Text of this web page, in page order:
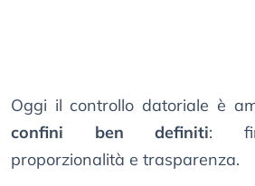
Oggi il controllo datoriale è
confini ben definiti:
proporzionalità e trasparenza.